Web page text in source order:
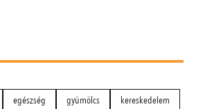
egészség gyümölcs
kereskedelem